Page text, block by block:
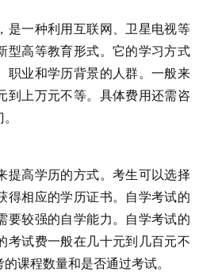
是一种利用互联网、卫星电视等
型高等教育形式。它的学习方式
职业和学历背景的人群。一般来
到上万元不等。具体费用还需咨
提高学历的方式。考生可以选择
得相应的学历证书。自学考试的
要较强的自学能力。自学考试的
考试费一般在几十元到几百元不
课程数量和是否通过考试。